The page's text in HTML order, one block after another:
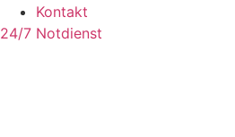
Kontakt
24/7 Notdienst